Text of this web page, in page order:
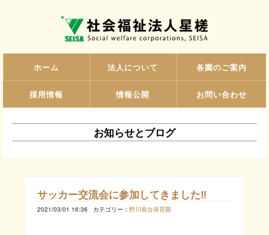
ホーム 法人について 各園のご案内
採用情報 情報公開 お問い合わせ
お知らせとブログ
サッカー交流会に参加してきました‼
2021/03/01 16:36 カテゴリー： 野川南台保育園